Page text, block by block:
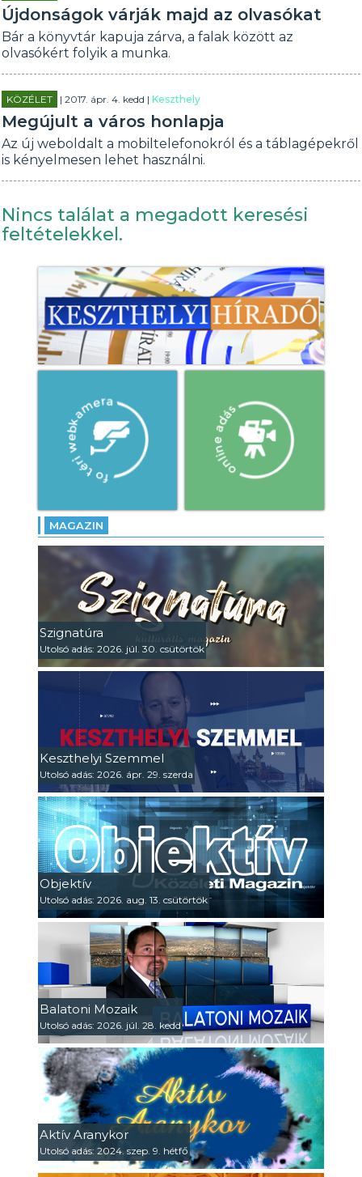
Újdonságok várják majd az olvasókat
Bár a könyvtár kapuja zárva, a falak között az
olvasókért folyik a munka.
KÖZÉLET | 2017. ápr. 4. kedd |Keszthely
Megújult a város honlapja
Az új weboldalt a mobiltelefonokról és a táblagépekről
is kényelmesen lehet használni.
Nincs találat a megadott keresési
feltételekkel.
MAGAZIN
Szignatúra
Utolsó adás: 2026. júl. 30. csütörtök
Keszthelyi Szemmel
Utolsó adás: 2026. ápr. 29. szerda
Objektív
Utolsó adás: 2026. aug. 13. csütörtök
Balatoni Mozaik
Utolsó adás: 2026. júl. 28. kedd
Aktív Aranykor
Utolsó adás: 2024. szep. 9. hétfő